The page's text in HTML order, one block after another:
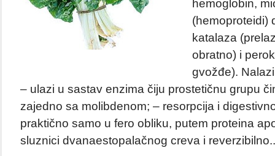
hemoglobin,
(hemoproteidi)
katalaza
obratno) i
gvožđe).
– ulazi u sastav enzima čiju prostetičnu grupu
zajedno sa molibdenom; – resorpcija i
praktično samo u fero obliku, putem proteina
sluznici dvanaestopalačnog creva i